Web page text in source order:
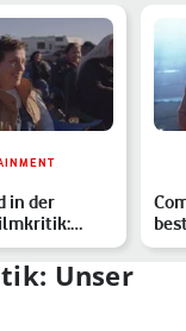
in der
take me
Unser